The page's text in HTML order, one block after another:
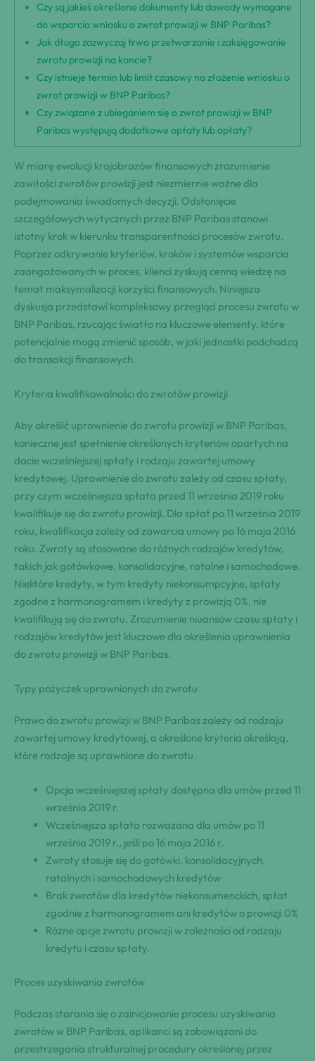
Czy są jakieś określone dokumenty lub dowody wymagane
do wsparcia wniosku o zwrot prowizji w BNP Paribas?
Jak długo zazwyczaj trwa przetwarzanie i zaksięgowanie
zwrotu prowizji na koncie?
Czy istnieje termin lub limit czasowy na złożenie wniosku o
zwrot prowizji w BNP Paribas?
Czy związane z ubieganiem się o zwrot prowizji w BNP
Paribas występują dodatkowe opłaty lub opłaty?
W miarę ewolucji krajobrazów finansowych zrozumienie
zawiłości zwrotów prowizji jest niezmiernie ważne dla
podejmowania świadomych decyzji. Odsłonięcie
szczegółowych wytycznych przez BNP Paribas stanowi
istotny krok w kierunku transparentności procesów zwrotu.
Poprzez odkrywanie kryteriów, kroków i systemów wsparcia
zaangażowanych w proces, klienci zyskują cenną wiedzę na
temat maksymalizacji korzyści finansowych. Niniejsza
dyskusja przedstawi kompleksowy przegląd procesu zwrotu w
BNP Paribas, rzucając światło na kluczowe elementy, które
potencjalnie mogą zmienić sposób, w jaki jednostki podchodzą
do transakcji finansowych.
Kryteria kwalifikowalności do zwrotów prowizji
Aby określić uprawnienie do zwrotu prowizji w BNP Paribas,
konieczne jest spełnienie określonych kryteriów opartych na
dacie wcześniejszej spłaty i rodzaju zawartej umowy
kredytowej. Uprawnienie do zwrotu zależy od czasu spłaty,
przy czym wcześniejsza spłata przed 11 września 2019 roku
kwalifikuje się do zwrotu prowizji. Dla spłat po 11 września 2019
roku, kwalifikacja zależy od zawarcia umowy po 16 maja 2016
roku. Zwroty są stosowane do różnych rodzajów kredytów,
takich jak gotówkowe, konsolidacyjne, ratalne i samochodowe.
Niektóre kredyty, w tym kredyty niekonsumpcyjne, spłaty
zgodne z harmonogramem i kredyty z prowizją 0%, nie
kwalifikują się do zwrotu. Zrozumienie niuansów czasu spłaty i
rodzajów kredytów jest kluczowe dla określenia uprawnienia
do zwrotu prowizji w BNP Paribas.
Typy pożyczek uprawnionych do zwrotu
Prawo do zwrotu prowizji w BNP Paribas zależy od rodzaju
zawartej umowy kredytowej, a określone kryteria określają,
które rodzaje są uprawnione do zwrotu.
Opcja wcześniejszej spłaty dostępna dla umów przed 11
września 2019 r.
Wcześniejsza spłata rozważana dla umów po 11
września 2019 r., jeśli po 16 maja 2016 r.
Zwroty stosuje się do gotówki, konsolidacyjnych,
ratalnych i samochodowych kredytów
Brak zwrotów dla kredytów niekonsumenckich, spłat
zgodnie z harmonogramem ani kredytów o prowizji 0%
Różne opcje zwrotu prowizji w zależności od rodzaju
kredytu i czasu spłaty.
Proces uzyskiwania zwrotów
Podczas starania się o zainicjowanie procesu uzyskiwania
zwrotów w BNP Paribas, aplikanci są zobowiązani do
przestrzegania strukturalnej procedury określonej przez